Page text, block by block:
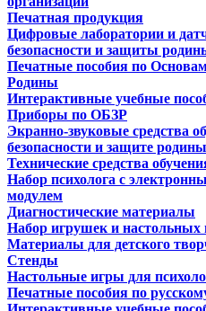
Печатная продукция
Цифровые лаборатории и
безопасности и защиты
Печатные пособия по
Родины
Интерактивные учебные
Приборы по ОБЗР
Экранно-звуковые средства
безопасности и защите родины
Технические средства
Набор психолога с
модулем
Диагностические материалы
Набор игрушек и настольных
Материалы для детского
Стенды
Настольные игры для
Печатные пособия по